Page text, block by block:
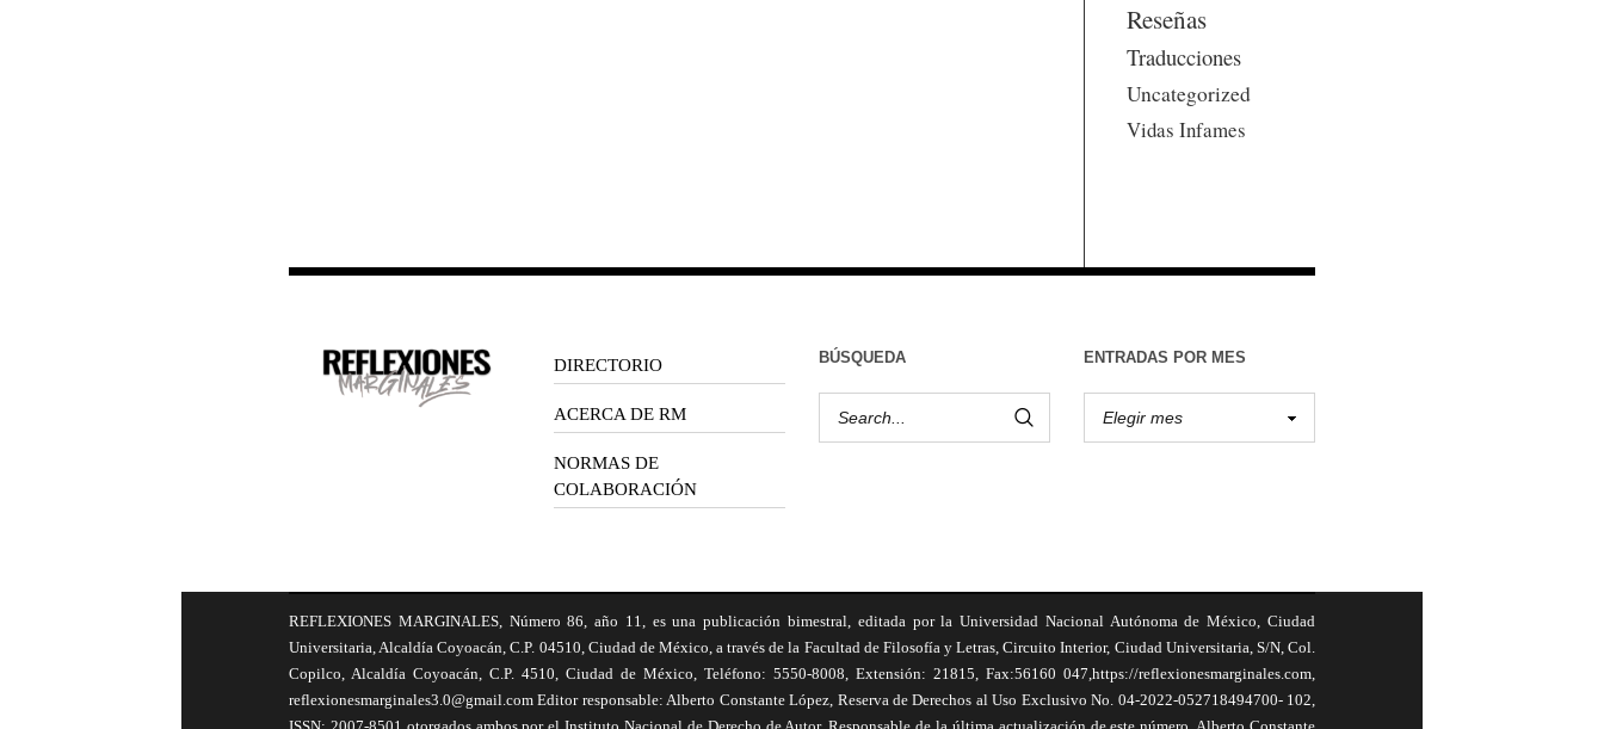
Reseñas
Traducciones
Uncategorized
Vidas Infames
DIRECTORIO
ACERCA DE RM
NORMAS DE
COLABORACIÓN
BÚSQUEDA ENTRADAS POR MES
REFLEXIONES MARGINALES, Número 86, año 11, es una publicación bimestral, editada por la Universidad Nacional Autónoma de México, Ciudad
Universitaria, Alcaldía Coyoacán, C.P. 04510, Ciudad de México, a través de la Facultad de Filosofía y Letras, Circuito Interior, Ciudad Universitaria, S/N, Col.
Copilco, Alcaldía Coyoacán, C.P. 4510, Ciudad de México, Teléfono: 5550-8008, Extensión: 21815, Fax:56160 047,https://reflexionesmarginales.com,
reflexionesmarginales3.0@gmail.com Editor responsable: Alberto Constante López, Reserva de Derechos al Uso Exclusivo No. 04-2022-052718494700- 102,